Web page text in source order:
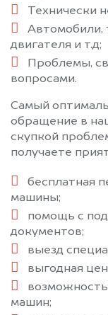
Технически
Автомобили,
двигателя и т.д;
Проблемы,
вопросами.
Самый
обращение в
скупкой
получаете
бесплатная
машины;
помощь с
документов;
выезд
выгодная
машин;